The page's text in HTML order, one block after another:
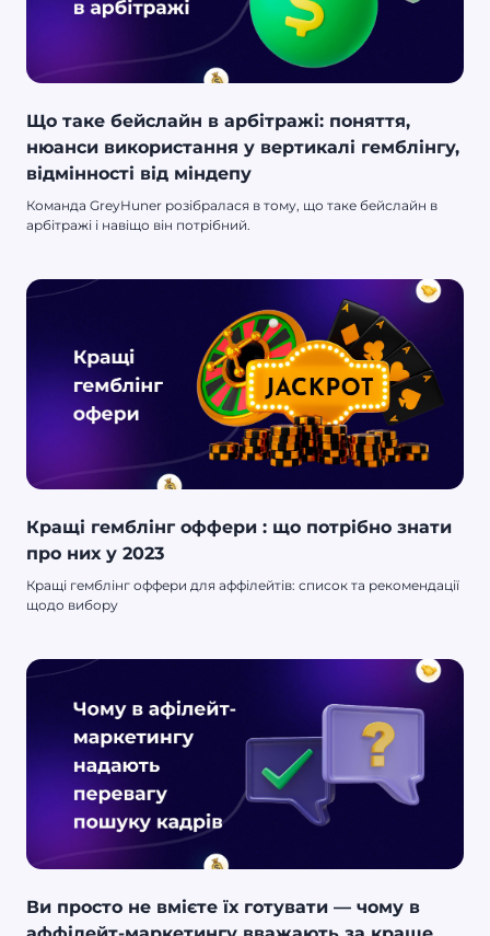
Що таке бейслайн в арбітражі: поняття,
нюанси використання у вертикалі гемблінгу,
відмінності від міндепу
Команда GreyHuner розібралася в тому, що таке бейслайн в
арбітражі і навіщо він потрібний.
Кращі гемблінг оффери : що потрібно знати
про них у 2023
Кращі гемблінг оффери для аффілейтів: список та рекомендації
щодо вибору
Ви просто не вмієте їх готувати — чому в